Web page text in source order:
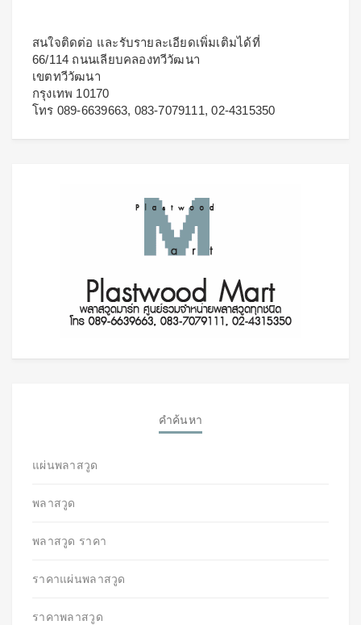
สนใจติดต่อ และรับรายละเอียดเพิ่มเติมได้ที่
66/114 ถนนเลียบคลองทวีวัฒนา
เขตทวีวัฒนา
กรุงเทพ 10170
โทร 089-6639663, 083-7079111, 02-4315350
คำค้นหา
แผ่นพลาสวูด
พลาสวูด
พลาสวูด ราคา
ราคาแผ่นพลาสวูด
ราคาพลาสวูด